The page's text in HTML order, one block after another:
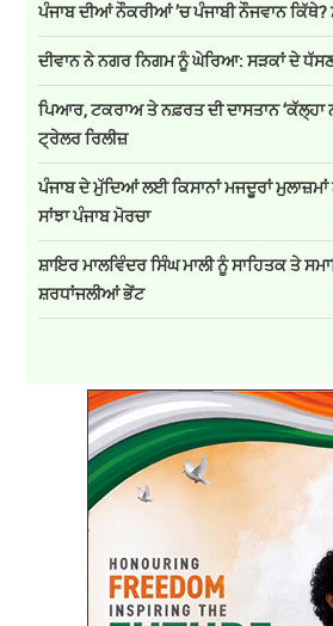
ਪੰਜਾਬ ਦੀਆਂ ਨੌਕਰੀਆਂ ’ਚ ਪੰਜਾਬੀ ਨੌਜਵਾਨ ਕਿੱਥੇ?
ਦੀਵਾਨ ਨੇ ਨਗਰ ਨਿਗਮ ਨੂੰ ਘੇਰਿਆ: ਸੜਕਾਂ ਦੇ ਧੱਸਣ
ਪਿਆਰ, ਟਕਰਾਅ ਤੇ ਨਫ਼ਰਤ ਦੀ ਦਾਸਤਾਨ ‘ਕੱਲ੍ਹਾ
ਟ੍ਰੇਲਰ ਰਿਲੀਜ਼
ਪੰਜਾਬ ਦੇ ਮੁੱਦਿਆਂ ਲਈ ਕਿਸਾਨਾਂ ਮਜਦੂਰਾਂ
ਸਾਂਝਾ ਪੰਜਾਬ ਮੋਰਚਾ
ਸ਼ਾਇਰ ਮਾਲਵਿੰਦਰ ਸਿੰਘ ਮਾਲੀ ਨੂੰ ਸਾਹਿਤਕ ਤੇ
ਸ਼ਰਧਾਂਜਲੀਆਂ ਭੇਂਟ